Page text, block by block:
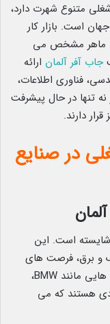
متنوع شهرت دارد،
است. بازار کار
ماهر مشخص می
جاب آفر آلمان ارائه
فناوری اطلاعات،
تنها در حال پیشرفت
دارند.
در صنایع
است. این
و برق، فرصت های
زیادی را برای مهندسان ارائه می دهد. شرکت هایی مانند BMW،
هستند که می